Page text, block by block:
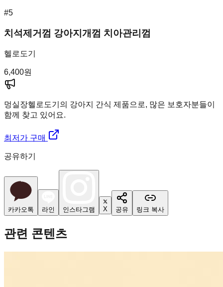
#5
치석제거껌 강아지개껌 치아관리껌
헬로도기
6,400원
멍실장헬로도기의 강아지 간식 제품으로, 많은 보호자분들이
함께 찾고 있어요.
최저가 구매
공유하기
카카오톡 라인 인스타그램 X 공유 링크 복사
관련 콘텐츠